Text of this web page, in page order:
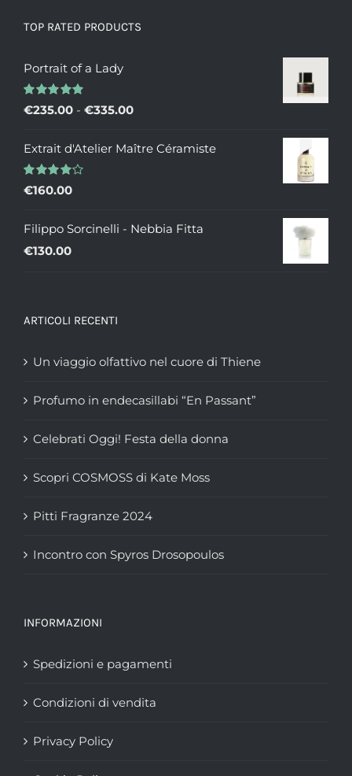
TOP RATED PRODUCTS
Portrait of a Lady
Valutato
€235.00 - €335.00Fascia
prezzo:
Extrait d'Atelier Maître Céramiste
Valutato
€160.00
Filippo Sorcinelli - Nebbia Fitta
€130.00
ARTICOLI RECENTI
Un viaggio olfattivo nel cuore di Thiene
Profumo in endecasillabi “En Passant”
Celebrati Oggi! Festa della donna
Scopri COSMOSS di Kate Moss
Pitti Fragranze 2024
Incontro con Spyros Drosopoulos
INFORMAZIONI
Spedizioni e pagamenti
Condizioni di vendita
Privacy Policy